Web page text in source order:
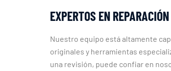
EXPERTOS EN
Nuestro equipo está altamente
originales y herramientas
una revisión, puede confiar en